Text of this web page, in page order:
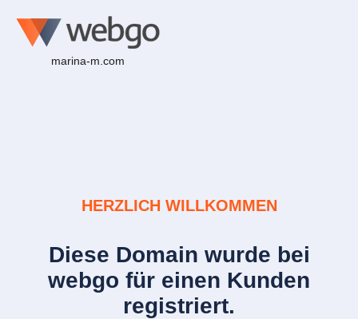
marina-m.com
HERZLICH WILLKOMMEN
Diese Domain wurde bei
webgo für einen Kunden
registriert.